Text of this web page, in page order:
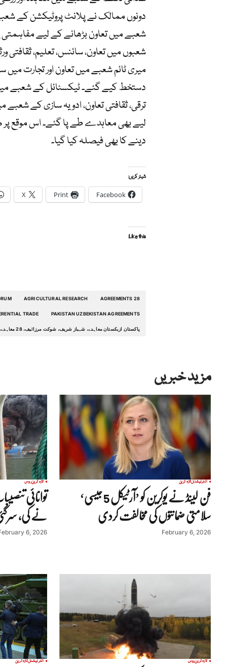
دونوں ممالک نے پلانٹ پروٹیکشن کے
شعبے میں تعاون بڑھانے کے لیے مفاہمتی
شعبوں میں تعاون، سائنس، تعلیم،
میری ٹائم شعبے میں تعاون اور تجارت
دستخط کیے گئے۔ ٹیکسٹائل کے شعبے میں
ترقی، ثقافتی تعاون، ادویہ سازی کے
لیے بھی معاہدے طے پا گئے۔ اس موقع پر
دینے کا بھی فیصلہ کیا گیا۔
شیئر کریں:
Facebook
Print
X
Like this:
28 AGREEMENTS
AGRICULTURAL RESEARCH
PAKISTAN UZBEKISTAN AGREEMENTS
TRADE
پاکستان ازبکستان معاہدے، شہباز شریف، شوکت مرزائیف، 28 معاہدے، انٹر ریجنل فورم، ترجیحی تجارت، آئی ٹی تعاون، زرعی تحقیق
مزید خبریں
انٹرنیشنلتازہ ترین
فن لینڈ نے یوکرین کو ’آرٹیکل 5 جیسی‘
سلامتی ضمانتوں کی مخالفت کردی
February 6, 2026
تازہ ترینروس
توانائی
نے کی،
6, 2026
تازہ ترینروس انٹرنیشنلتازہ ترین